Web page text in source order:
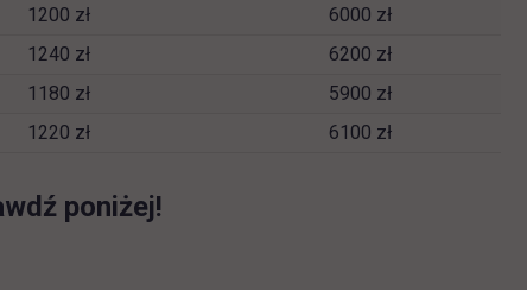
1200 zł
6000 zł
1240 zł
6200 zł
1180 zł
5900 zł
1220 zł 6100 zł
poniżej!